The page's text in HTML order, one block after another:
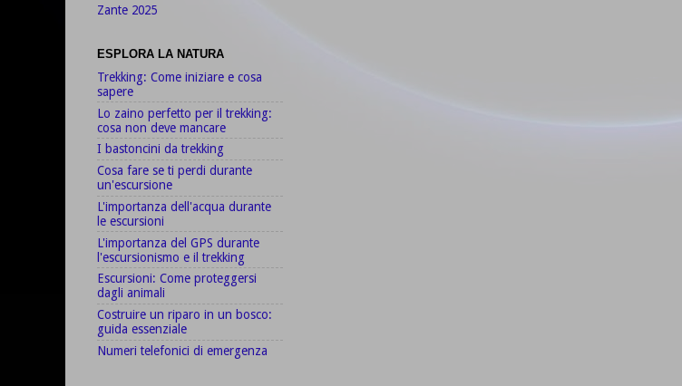
Zante 2025
ESPLORA LA NATURA
Trekking: Come iniziare e cosa
sapere
Lo zaino perfetto per il trekking:
cosa non deve mancare
I bastoncini da trekking
Cosa fare se ti perdi durante
un'escursione
L'importanza dell'acqua durante
le escursioni
L'importanza del GPS durante
l'escursionismo e il trekking
Escursioni: Come proteggersi
dagli animali
Costruire un riparo in un bosco:
guida essenziale
Numeri telefonici di emergenza